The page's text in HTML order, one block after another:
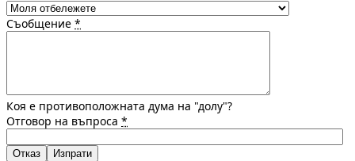
Съобщение *
Коя е противоположната дума на "долу"?
Отговор на въпроса *
Отказ